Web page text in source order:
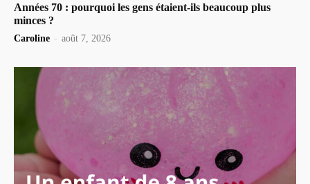
Années 70 : pourquoi les gens étaient-ils beaucoup plus
minces ?
Caroline - août 7, 2026